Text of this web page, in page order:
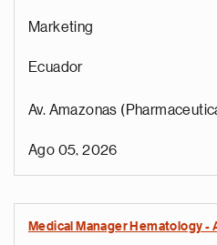
Marketing
Ecuador
Av. Amazonas
Ago 05, 2026
Medical Manager Hematology -